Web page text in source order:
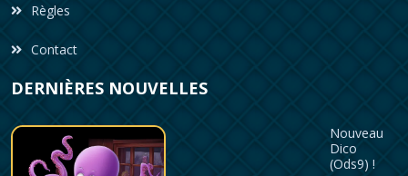
Règles
Contact
DERNIÈRES NOUVELLES
Nouveau
Dico
(ods9) !